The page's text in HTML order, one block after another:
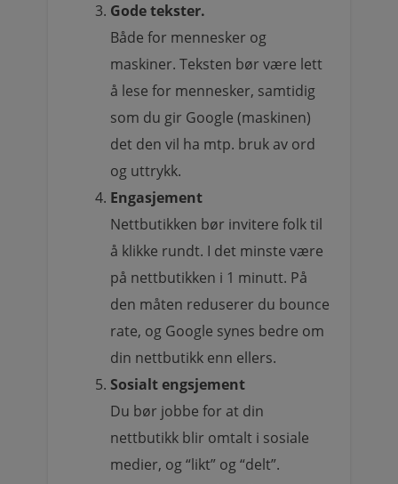
Gode tekster.
Både for mennesker og
maskiner. Teksten bør være lett
å lese for mennesker, samtidig
som du gir Google (maskinen)
det den vil ha mtp. bruk av ord
og uttrykk.
Engasjement
Nettbutikken bør invitere folk til
å klikke rundt. I det minste være
på nettbutikken i 1 minutt. På
den måten reduserer du bounce
rate, og Google synes bedre om
din nettbutikk enn ellers.
Sosialt engsjement
Du bør jobbe for at din
nettbutikk blir omtalt i sosiale
medier, og “likt” og “delt”.